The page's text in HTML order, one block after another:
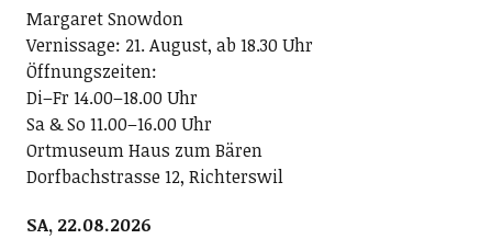
Margaret Snowdon
Vernissage: 21. August, ab 18.30 Uhr
Öffnungszeiten:
Di–Fr 14.00–18.00 Uhr
Sa & So 11.00–16.00 Uhr
Ortmuseum Haus zum Bären
Dorfbachstrasse 12, Richterswil
SA, 22.08.2026